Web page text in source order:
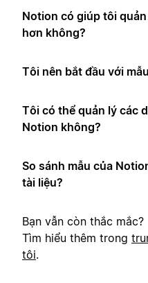
Notion có giúp tôi
hơn không?
Tôi nên bắt đầu với
Tôi có thể quản lý các
Notion không?
So sánh mẫu của
tài liệu?
Bạn vẫn còn thắc mắc?
Tìm hiểu thêm trong
tôi.